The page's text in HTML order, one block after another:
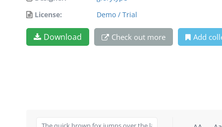
License:
Demo / Trial
Download Check out more Add